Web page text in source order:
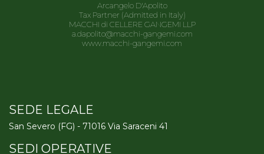
Arcangelo D'Apolito
Tax Partner (Admitted in Italy)
MACCHI di CELLERE GANGEMI LLP
a.dapolito@macchi-gangemi.com
www.macchi-gangemi.com
SEDE LEGALE
San Severo (FG) - 71016 Via Saraceni 41
SEDI OPERATIVE